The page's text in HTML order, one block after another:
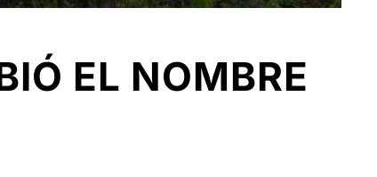
EL NOMBRE